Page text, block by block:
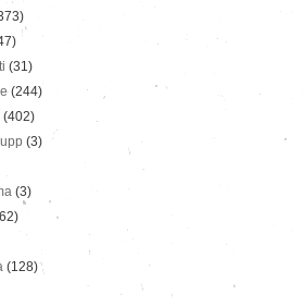
(31)
(244)
(402)
(3)
(3)
(128)